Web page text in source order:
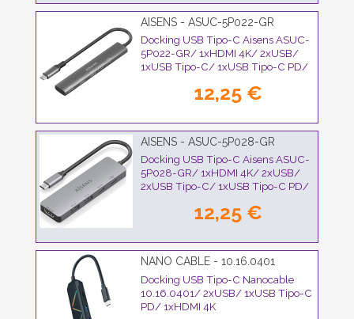
AISENS - ASUC-5P022-GR
Docking USB Tipo-C Aisens ASUC-
5P022-GR/ 1xHDMI 4K/ 2xUSB/
1xUSB Tipo-C/ 1xUSB Tipo-C PD/
12,25 €
AISENS - ASUC-5P028-GR
Docking USB Tipo-C Aisens ASUC-
5P028-GR/ 1xHDMI 4K/ 2xUSB/
2xUSB Tipo-C/ 1xUSB Tipo-C PD/
12,25 €
NANO CABLE - 10.16.0401
Docking USB Tipo-C Nanocable
10.16.0401/ 2xUSB/ 1xUSB Tipo-C
PD/ 1xHDMI 4K